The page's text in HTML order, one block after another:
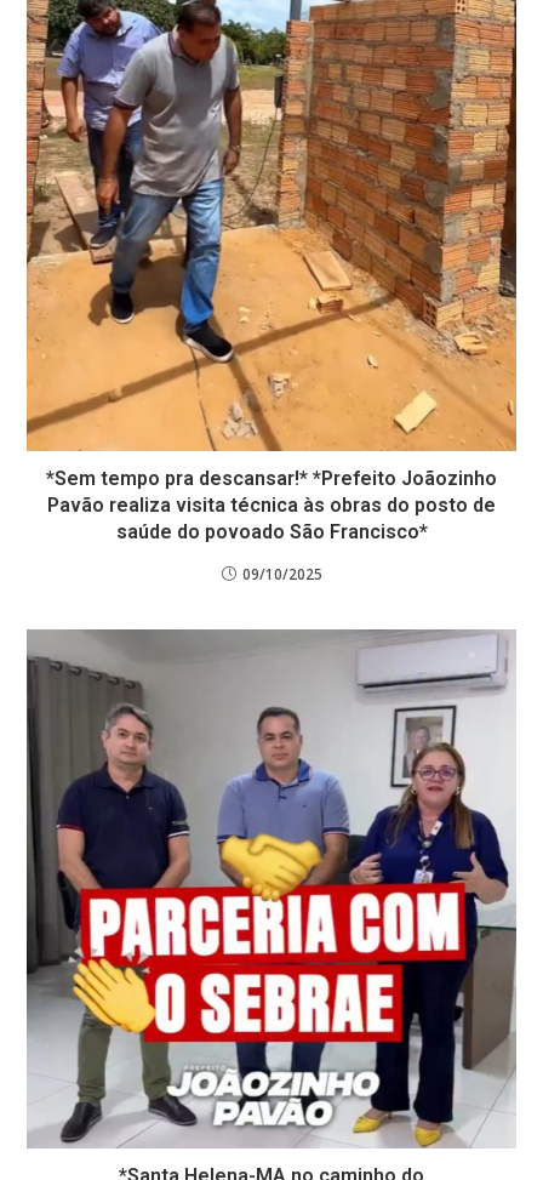
*Sem tempo pra descansar!* *Prefeito Joãozinho
Pavão realiza visita técnica às obras do posto de
saúde do povoado São Francisco*
09/10/2025
*Santa Helena-MA no caminho do